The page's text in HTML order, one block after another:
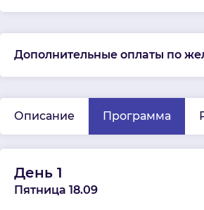
Дополнительные оплаты по
Описание Программа
День 1
Пятница 18.09